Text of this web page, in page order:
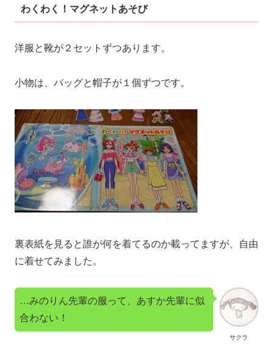
わくわく！マグネットあそび
洋服と靴が２セットずつあります。
小物は、バッグと帽子が１個ずつです。
裏表紙を見ると誰が何を着てるのか載ってますが、自由
に着せてみました。
サクラ
…みのりん先輩の服って、あすか先輩に似
合わない！